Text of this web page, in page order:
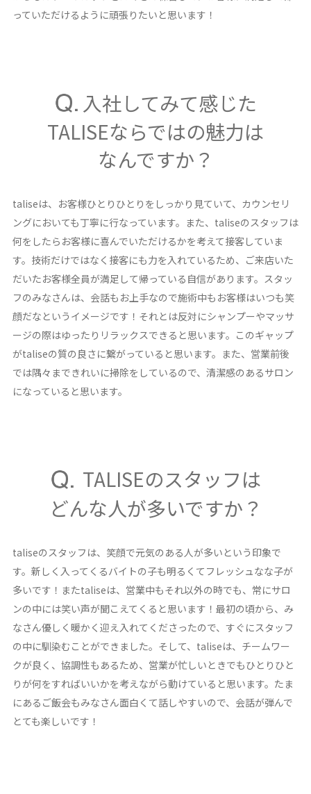
っていただけるように頑張りたいと思います！
入社してみて感じた
TALISEならではの魅力は
なんですか？
taliseは、お客様ひとりひとりをしっかり見ていて、カウンセリ
ングにおいても丁寧に行なっています。また、taliseのスタッフは
何をしたらお客様に喜んでいただけるかを考えて接客していま
す。技術だけではなく接客にも力を入れているため、ご来店いた
だいたお客様全員が満足して帰っている自信があります。スタッ
フのみなさんは、会話もお上手なので施術中もお客様はいつも笑
顔だなというイメージです！それとは反対にシャンプーやマッサ
ージの際はゆったりリラックスできると思います。このギャップ
がtaliseの質の良さに繋がっていると思います。また、営業前後
では隅々まできれいに掃除をしているので、清潔感のあるサロン
になっていると思います。
TALISEのスタッフは
どんな人が多いですか？
taliseのスタッフは、笑顔で元気のある人が多いという印象で
す。新しく入ってくるバイトの子も明るくてフレッシュなな子が
多いです！またtaliseは、営業中もそれ以外の時でも、常にサロ
ンの中には笑い声が聞こえてくると思います！最初の頃から、み
なさん優しく暖かく迎え入れてくださったので、すぐにスタッフ
の中に馴染むことができました。そして、taliseは、チームワー
クが良く、協調性もあるため、営業が忙しいときでもひとりひと
りが何をすればいいかを考えながら動けていると思います。たま
にあるご飯会もみなさん面白くて話しやすいので、会話が弾んで
とても楽しいです！